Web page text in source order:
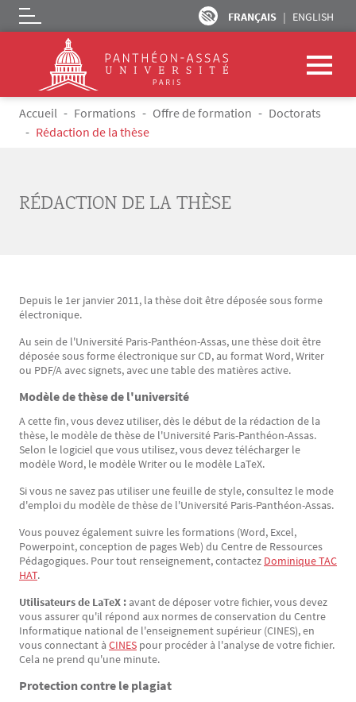
Aller au contenu principal
FRANÇAIS ENGLISH
Logo
Fil d'Ariane
Accueil Formations Offre de formation
Doctorats
Rédaction de la thèse
RÉDACTION DE LA THÈSE
Texte
Depuis le 1er janvier 2011, la thèse doit être déposée sous forme
électronique.
Au sein de l'Université Paris-Panthéon-Assas, une thèse doit être
déposée sous forme électronique sur CD, au format Word, Writer
ou PDF/A avec signets, avec une table des matières active.
Modèle de thèse de l'université
A cette fin, vous devez utiliser, dès le début de la rédaction de la
thèse, le modèle de thèse de l'Université Paris-Panthéon-Assas.
Selon le logiciel que vous utilisez, vous devez télécharger le
modèle Word, le modèle Writer ou le modèle LaTeX.
Si vous ne savez pas utiliser une feuille de style, consultez le mode
d'emploi du modèle de thèse de l'Université Paris-Panthéon-Assas.
Vous pouvez également suivre les formations (Word, Excel,
Powerpoint, conception de pages Web) du Centre de Ressources
Pédagogiques. Pour tout renseignement, contactez Dominique TAC
HAT.
Utilisateurs de LaTeX : avant de déposer votre fichier, vous devez
vous assurer qu'il répond aux normes de conservation du Centre
Informatique national de l'enseignement supérieur (CINES), en
vous connectant à CINES pour procéder à l'analyse de votre fichier.
Cela ne prend qu'une minute.
Protection contre le plagiat